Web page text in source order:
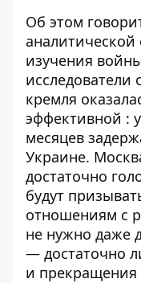
Об этом
аналитической
изучения
исследователи
кремля
эффективной :
месяцев
Украине.
достаточно
будут
отношениям с
не нужно даже
— достаточно
и прекращения